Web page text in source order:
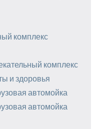
комплекс
комплекс
и здоровья
автомойка
автомойка